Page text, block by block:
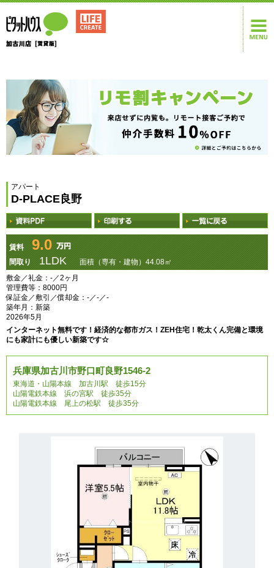
アパート
D-PLACE良野
賃料 9.0
間取り 1LDK
面積（専有・建物）44.08㎡
敷金／礼金：-／2ヶ月
管理費等：8000円
保証金／敷引／償却金：-／-／-
築年月：新築
2026年5月
インターネット無料です！経済的な都市ガス！ZEH住宅！乾太くん完備と環境
にも家計にも優しい新築です☆
兵庫県加古川市野口町良野1546-2
東海道・山陽本線 加古川駅 徒歩15分
山陽電鉄本線 浜の宮駅 徒歩35分
山陽電鉄本線 尾上の松駅 徒歩35分